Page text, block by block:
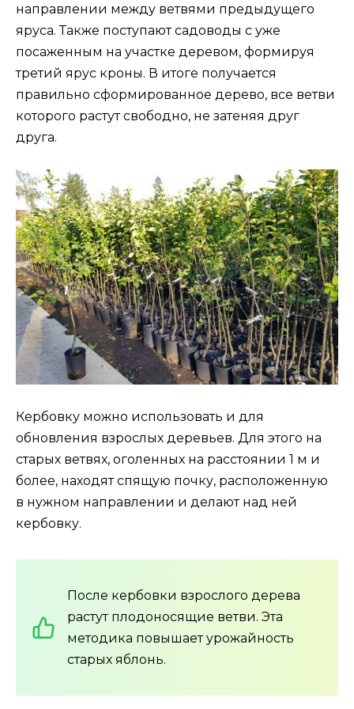
направлении между ветвями предыдущего
яруса. Также поступают садоводы с уже
посаженным на участке деревом, формируя
третий ярус кроны. В итоге получается
правильно сформированное дерево, все ветви
которого растут свободно, не затеняя друг
друга.
Кербовку можно использовать и для
обновления взрослых деревьев. Для этого на
старых ветвях, оголенных на расстоянии 1 м и
более, находят спящую почку, расположенную
в нужном направлении и делают над ней
кербовку.
После кербовки взрослого дерева
растут плодоносящие ветви. Эта
методика повышает урожайность
старых яблонь.